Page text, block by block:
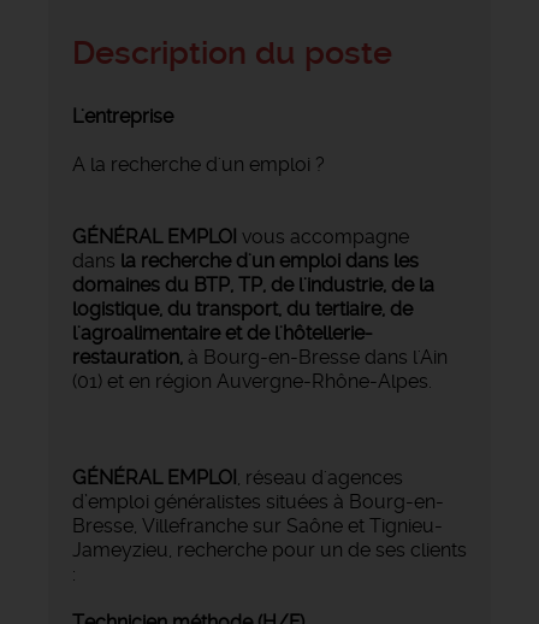
Description du poste
L'entreprise
A la recherche d'un emploi ?
GÉNÉRAL EMPLOI vous accompagne
dans la recherche d'un emploi dans les
domaines du BTP, TP, de l'industrie, de la
logistique, du transport, du tertiaire, de
l'agroalimentaire et de l'hôtellerie-
restauration, à Bourg-en-Bresse dans l'Ain
(01) et en région Auvergne-Rhône-Alpes.
GÉNÉRAL EMPLOI , réseau d'agences
d’emploi généralistes situées à Bourg-en-
Bresse, Villefranche sur Saône et Tignieu-
Jameyzieu, recherche pour un de ses clients
: